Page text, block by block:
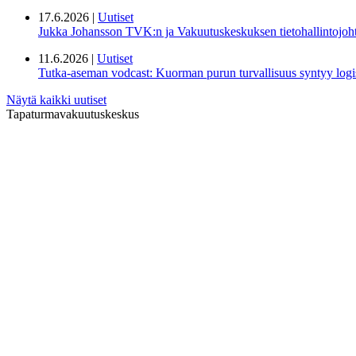
17.6.2026 | Uutiset
Jukka Johansson TVK:n ja Vakuutuskeskuksen
11.6.2026 | Uutiset
Tutka-aseman vodcast: Kuorman purun turvallisuus syntyy
Näytä kaikki uutiset
Tapaturmavakuutuskeskus